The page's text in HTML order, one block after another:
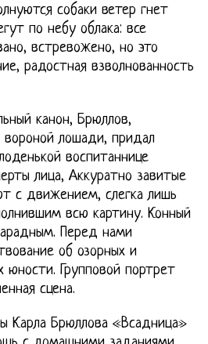
собаки ветер гнет
по небу облака: все
встревожено, но это
радостная взволнованность
канон, Брюллов,
вороной лошади, придал
воспитаннице
лица, Аккуратно завитые
с движением, слегка лишь
всю картину. Конный
Перед нами
об озорных и
юности. Групповой портрет
сцена.
Карла Брюллова «Всадница»